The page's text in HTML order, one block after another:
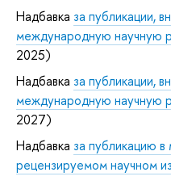
Надбавка за публикации,
международную
2025)
Надбавка за публикации,
международную
2027)
Надбавка за публикацию
рецензируемом научном